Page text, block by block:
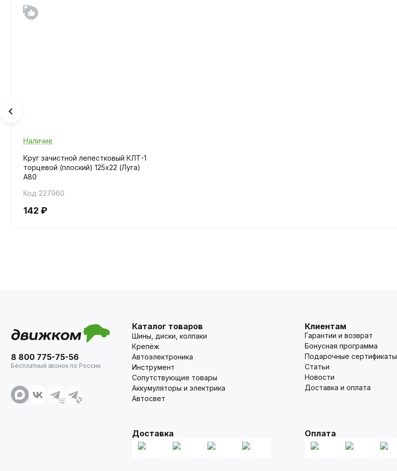
Наличие
Круг зачистной лепестковый КЛТ-1
торцевой (плоский) 125х22 (Луга)
А80
Код 227960
142 ₽
8 800 775-75-56
Бесплатный звонок по России
Каталог товаров
Шины, диски, колпаки
Крепёж
Автоэлектроника
Инструмент
Сопутствующие товары
Аккумуляторы и электрика
Автосвет
Клиентам
Гарантии и возврат
Бонусная программа
Подарочные сертификаты
Статьи
Новости
Доставка и оплата
Доставка Оплата